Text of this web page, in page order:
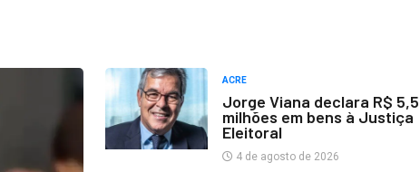
ACRE
Jorge Viana declara R$ 5,5
milhões em bens à Justiça
Eleitoral
4 de agosto de 2026